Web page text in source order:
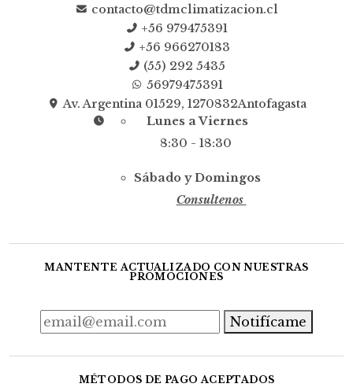
contacto@tdmclimatizacion.cl
+56 979475391
+56 966270183
(55) 292 5435
56979475391
Av. Argentina 01529, 1270832Antofagasta
Lunes a Viernes
8:30 - 18:30
Sábado y Domingos
Consultenos
MANTENTE ACTUALIZADO CON NUESTRAS
PROMOCIONES
Notifícame
MÉTODOS DE PAGO ACEPTADOS